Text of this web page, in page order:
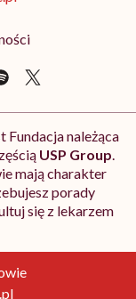
Fundacja należąca
USP Group
mają charakter
porady
się z lekarzem